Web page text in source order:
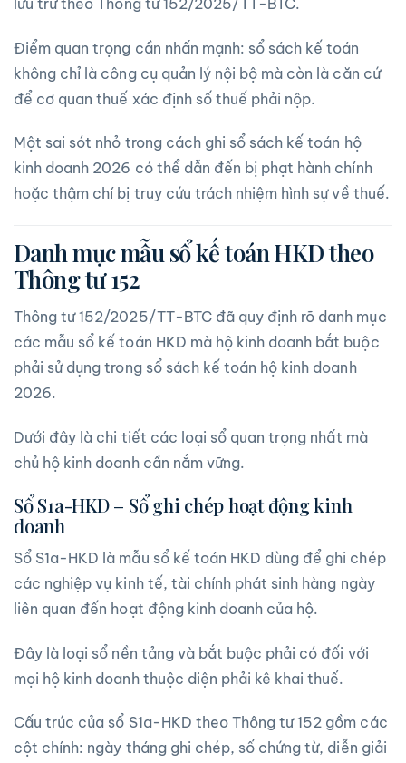
Điểm quan trọng cần nhấn mạnh: sổ sách kế toán
không chỉ là công cụ quản lý nội bộ mà còn là căn cứ
để cơ quan thuế xác định số thuế phải nộp.
Một sai sót nhỏ trong cách ghi sổ sách kế toán hộ
kinh doanh 2026 có thể dẫn đến bị phạt hành chính
hoặc thậm chí bị truy cứu trách nhiệm hình sự về thuế.
Danh mục mẫu sổ kế toán HKD theo
Thông tư 152
Thông tư 152/2025/TT-BTC đã quy định rõ danh mục
các mẫu sổ kế toán HKD mà hộ kinh doanh bắt buộc
phải sử dụng trong sổ sách kế toán hộ kinh doanh
2026.
Dưới đây là chi tiết các loại sổ quan trọng nhất mà
chủ hộ kinh doanh cần nắm vững.
Sổ S1a-HKD – Sổ ghi chép hoạt động kinh
doanh
Sổ S1a-HKD là mẫu sổ kế toán HKD dùng để ghi chép
các nghiệp vụ kinh tế, tài chính phát sinh hàng ngày
liên quan đến hoạt động kinh doanh của hộ.
Đây là loại sổ nền tảng và bắt buộc phải có đối với
mọi hộ kinh doanh thuộc diện phải kê khai thuế.
Cấu trúc của sổ S1a-HKD theo Thông tư 152 gồm các
cột chính: ngày tháng ghi chép, số chứng từ, diễn giải